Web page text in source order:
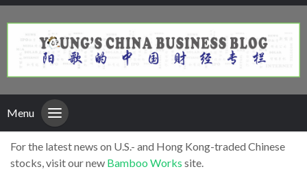
Menu
For the latest news on U.S.- and Hong Kong-traded Chinese
stocks, visit our new Bamboo Works site.